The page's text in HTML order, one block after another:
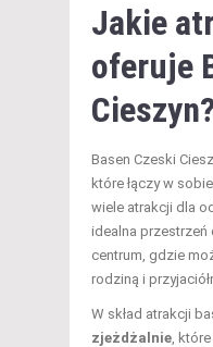
Jakie
oferuje
Basen Czeski
które łączy w
wiele atrakcji dla
idealna przestrzeń
centrum, gdzie
rodziną i
W skład atrakcji
zjeżdżalnie ,